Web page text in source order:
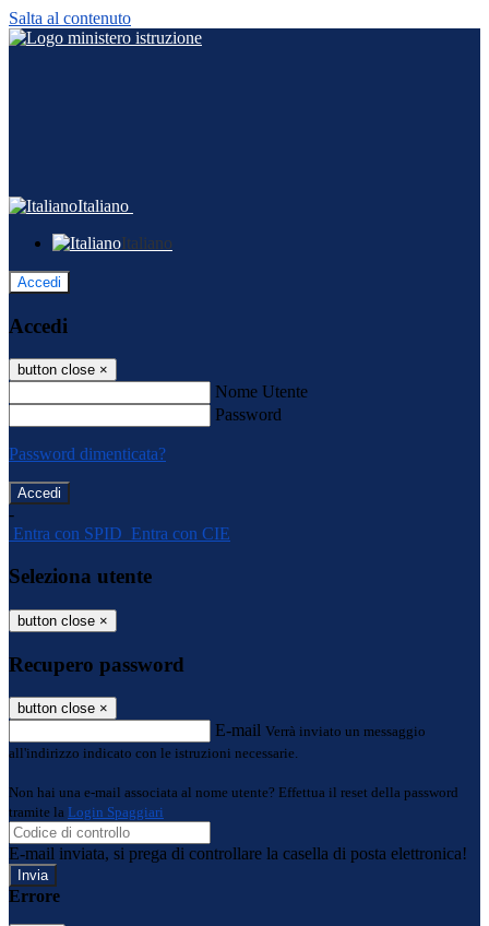
Salta al contenuto
Italiano
Italiano
Accedi
Accedi
button close ×
Nome Utente
Password
Password dimenticata?
-
Entra con SPID Entra con CIE
Seleziona utente
button close ×
Recupero password
button close ×
E-mail Verrà inviato un messaggio
all'indirizzo indicato con le istruzioni necessarie.
Non hai una e-mail associata al nome utente? Effettua il reset della password
tramite la Login Spaggiari
E-mail inviata, si prega di controllare la casella di posta elettronica!
Errore